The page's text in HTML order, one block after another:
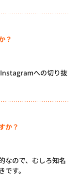
？
への切り抜
か？
なので、むしろ知名
す。